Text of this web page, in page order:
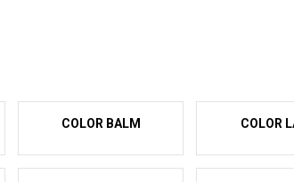
COLOR BALM COLOR